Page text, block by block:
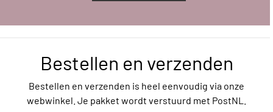
Bestellen en verzenden
Bestellen en verzenden is heel eenvoudig via onze
webwinkel. Je pakket wordt verstuurd met PostNL.